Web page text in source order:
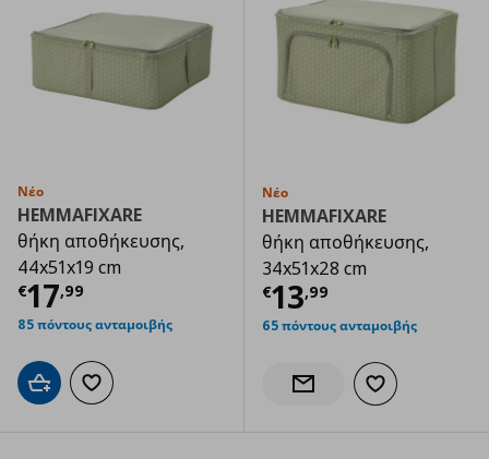
Νέο
HEMMAFIXARE
θήκη αποθήκευσης,
44x51x19 cm
€17,99
Τρέχουσα τιμή € 17,99
85 πόντους ανταμοιβής
Προσθήκη στο καλάθι
Προσθήκη στα αγαπημένα
Νέο
HEMMAFIXARE
θήκη αποθήκευσης,
34x51x28 cm
€13,99
Τρέχουσα
65 πόντους ανταμοιβής
Ενημέρωση διαθεσιμότητας
Προσθήκη στα